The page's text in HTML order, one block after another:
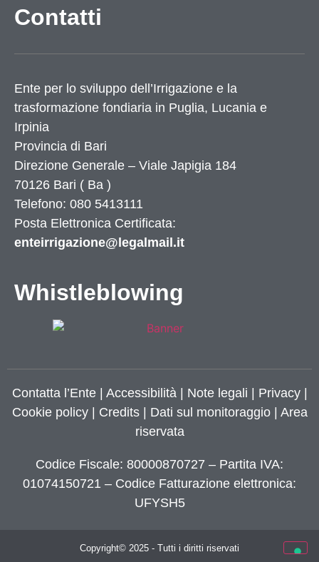
Contatti
Ente per lo sviluppo dell’Irrigazione e la
trasformazione fondiaria in Puglia, Lucania e
Irpinia
Provincia di Bari
Direzione Generale – Viale Japigia 184
70126 Bari ( Ba )
Telefono: 080 5413111
Posta Elettronica Certificata:
enteirrigazione@legalmail.it
Whistleblowing
Contatta l’Ente| Accessibilità | Note legali | Privacy|
Cookie policy| Credits| Dati sul monitoraggio | Area
riservata
Codice Fiscale: 80000870727 – Partita IVA:
01074150721 – Codice Fatturazione elettronica:
UFYSH5
Copyright© 2025 - Tutti i diritti riservati